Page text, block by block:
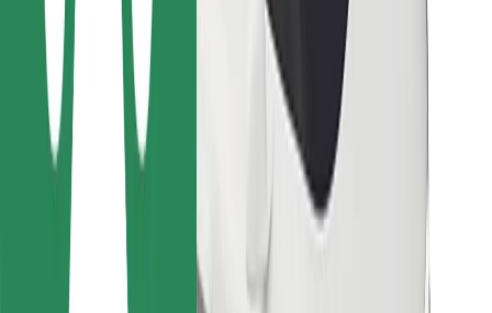
Restorāniem
Bolt for Business
Cits
Piegādātāji
Noteikumi un nosacījumi
Drošība